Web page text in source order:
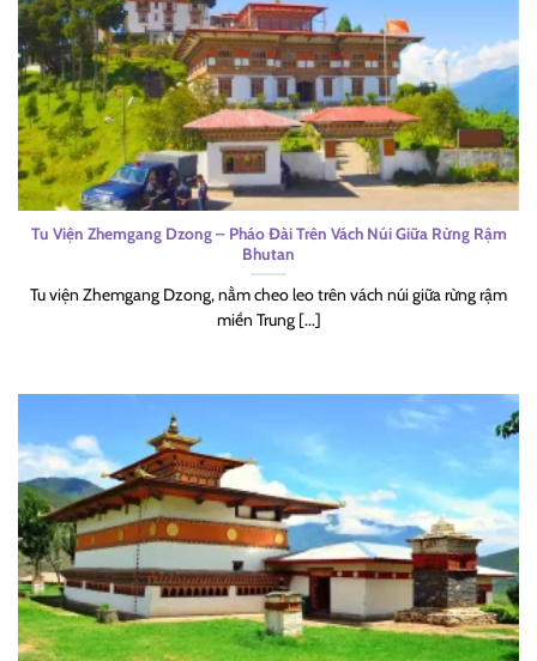
Tu Viện Zhemgang Dzong – Pháo Đài Trên Vách Núi Giữa Rừng Rậm
Bhutan
Tu viện Zhemgang Dzong, nằm cheo leo trên vách núi giữa rừng rậm
miền Trung [...]